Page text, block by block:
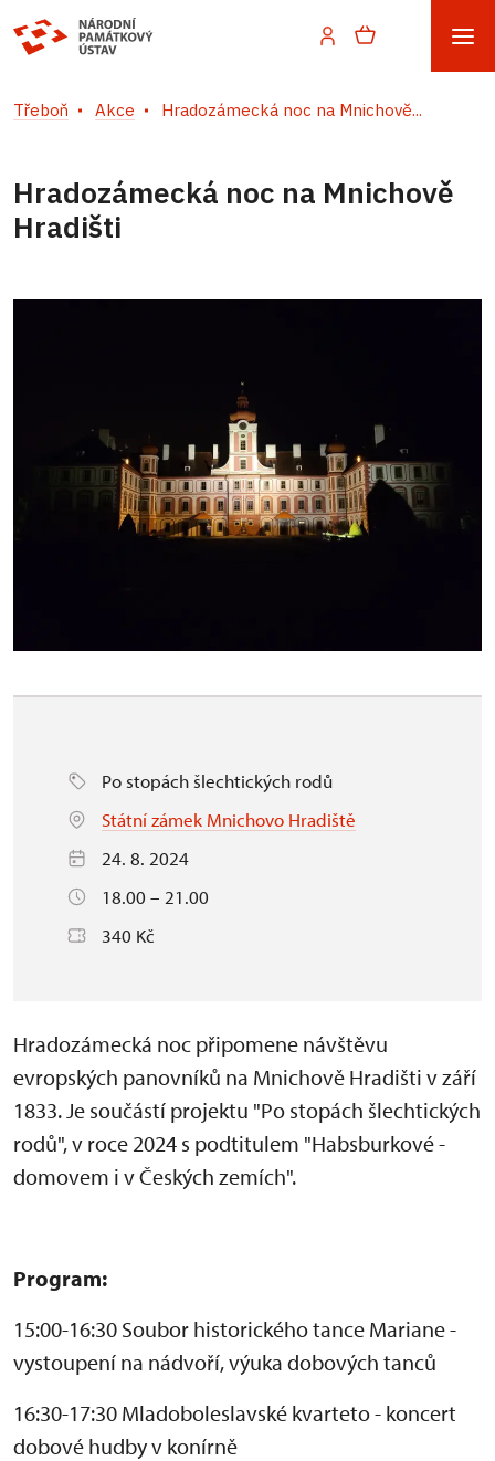
Třeboň Akce Hradozámecká noc na Mnichově...
Hradozámecká noc na Mnichově
Hradišti
Po stopách šlechtických rodů
Státní zámek Mnichovo Hradiště
24. 8. 2024
18.00 – 21.00
340 Kč
Hradozámecká noc připomene návštěvu
evropských panovníků na Mnichově Hradišti v září
1833. Je součástí projektu "Po stopách šlechtických
rodů", v roce 2024 s podtitulem "Habsburkové -
domovem i v Českých zemích".
Program:
15:00-16:30 Soubor historického tance Mariane -
vystoupení na nádvoří, výuka dobových tanců
16:30-17:30 Mladoboleslavské kvarteto - koncert
dobové hudby v konírně